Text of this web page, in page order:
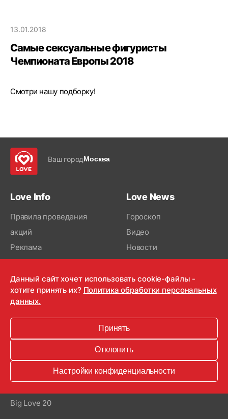
13.01.2018
Самые сексуальные фигуристы
Чемпионата Европы 2018
Смотри нашу подборку!
Ваш городМосква
Love Info
Правила проведения
акций
Реклама
Региональные новости
Регионы
Вакансии
Контакты
Love News
Гороскоп
Видео
Новости
Love Radio
Ведущие
Big Love 20
Данный сайт хочет использовать cookie-файлы -
хотите принять их? Политика обработки персональных
данных.
Принять
Отклонить
Настройки конфиденциальности